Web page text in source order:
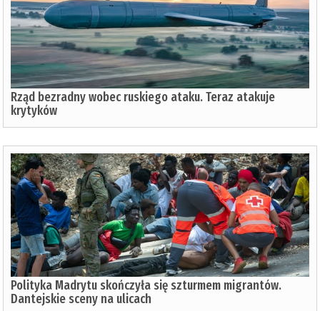
Rząd bezradny wobec ruskiego ataku. Teraz atakuje
krytyków
Polityka Madrytu skończyła się szturmem migrantów.
Dantejskie sceny na ulicach